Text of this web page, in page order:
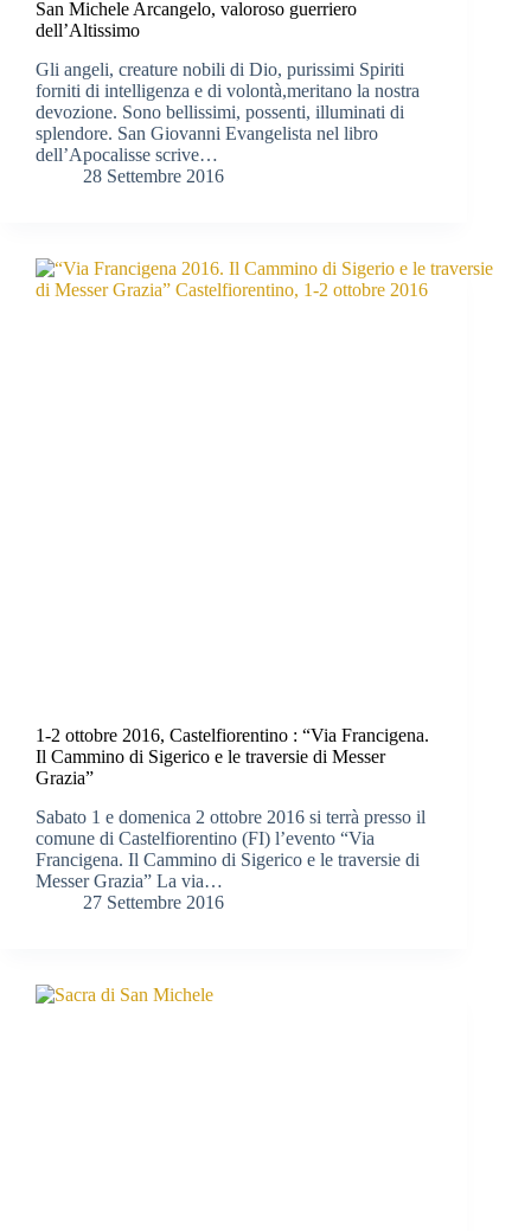
San Michele Arcangelo, valoroso guerriero
dell’Altissimo
Gli angeli, creature nobili di Dio, purissimi Spiriti
forniti di intelligenza e di volontà,meritano la nostra
devozione. Sono bellissimi, possenti, illuminati di
splendore. San Giovanni Evangelista nel libro
dell’Apocalisse scrive…
28 Settembre 2016
1-2 ottobre 2016, Castelfiorentino : “Via Francigena.
Il Cammino di Sigerico e le traversie di Messer
Grazia”
Sabato 1 e domenica 2 ottobre 2016 si terrà presso il
comune di Castelfiorentino (FI) l’evento “Via
Francigena. Il Cammino di Sigerico e le traversie di
Messer Grazia” La via…
27 Settembre 2016